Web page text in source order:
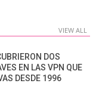
VIEW ALL
DOS
EN LAS VPN QUE
DESDE 1996